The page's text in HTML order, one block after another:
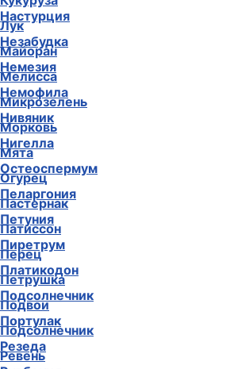
Настурция
Незабудка
Немезия
Немофила
Нивяник
Нигелла
Остеоспермум
Пеларгония
Петуния
Пиретрум
Платикодон
Подсолнечник
Портулак
Резеда
Лук
Майоран
Мелисса
Микрозелень
Морковь
Мята
Огурец
Пастернак
Патиссон
Перец
Петрушка
Подвои
Подсолнечник
Ревень